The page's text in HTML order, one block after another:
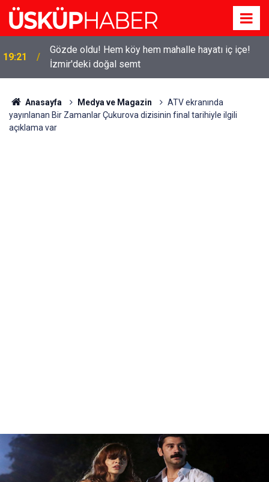
19:21
Gözde oldu! Hem köy hem mahalle hayatı iç içe!
İzmir'deki doğal semt
Anasayfa Medya ve Magazin
ATV ekranında
yayınlanan Bir Zamanlar Çukurova dizisinin final tarihiyle ilgili
açıklama var